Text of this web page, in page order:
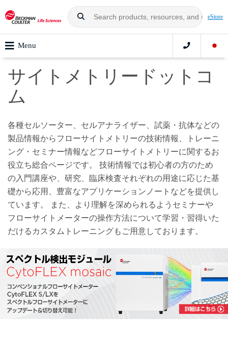
eStore
Menu
サイトメトリードットコ
ム
各種セルソーター、セルアナライザー、試薬・抗体などの
製品情報からフローサイトメトリーの技術情報、トレーニ
ング・セミナー情報などフローサイトメトリーに関するお
役立ち総合ページです。 技術情報では初心者の方のため
の入門講座や、研究、臨床検査それぞれの用途に応じた基
礎から応用、豊富なアプリケーションノートなどを提供し
ています。 また、より理解を深められるようセミナーや
フローサイトメーターの操作方法について学習・習得いた
だけるカスタムトレーニングもご用意しております。